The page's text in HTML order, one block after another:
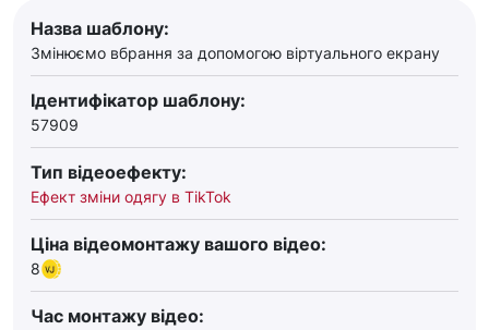
Назва шаблону:
Змінюємо вбрання за допомогою віртуального екрану
Ідентифікатор шаблону:
57909
Тип відеоефекту:
Ефект зміни одягу в TikTok
Ціна відеомонтажу вашого відео:
8
Час монтажу відео: